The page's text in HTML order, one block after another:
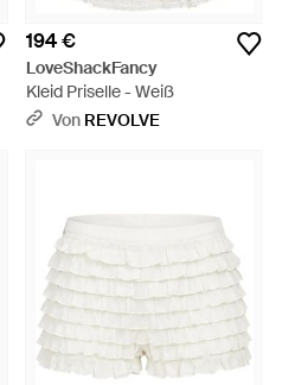
194 €
LoveShackFancy
Kleid Priselle - Weiß
Von REVOLVE